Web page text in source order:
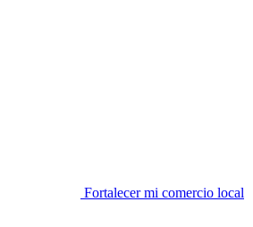
Fortalecer mi comercio local